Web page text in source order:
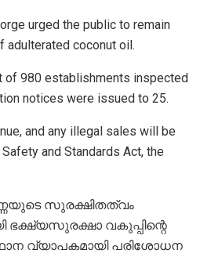
urged the public to remain
adulterated coconut oil.
of 980 establishments inspected
notices were issued to 25.
and any illegal sales will be
and Standards Act, the
സുരക്ഷിതത്വം
ഭക്ഷ്യസുരക്ഷാ വകുപ്പിന്റെ
വ്യാപകമായി പരിശോധന